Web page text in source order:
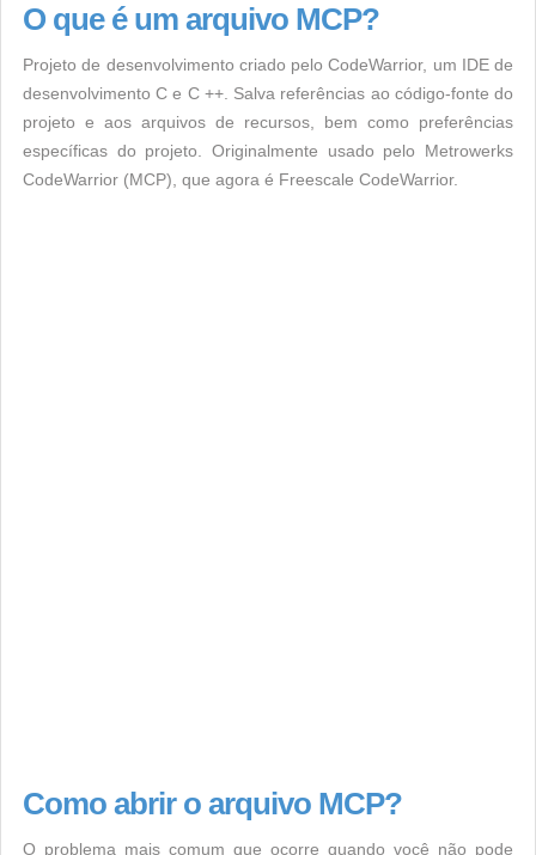
O que é um arquivo MCP?
Projeto de desenvolvimento criado pelo CodeWarrior, um IDE de
desenvolvimento C e C ++. Salva referências ao código-fonte do
projeto e aos arquivos de recursos, bem como preferências
específicas do projeto. Originalmente usado pelo Metrowerks
CodeWarrior (MCP), que agora é Freescale CodeWarrior.
Como abrir o arquivo MCP?
O problema mais comum que ocorre quando você não pode